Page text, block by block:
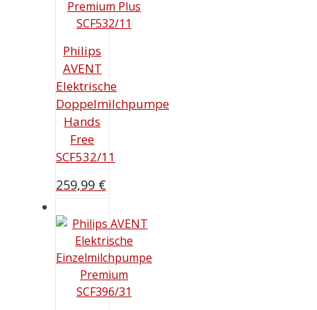
Philips
AVENT
Elektrische
Doppelmilchpumpe
Hands
Free
SCF532/11
259,99 €